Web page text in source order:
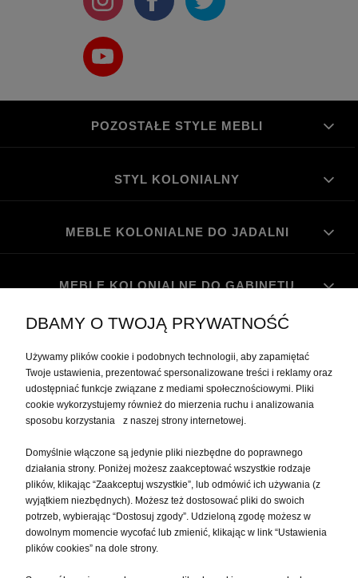
POZOSTAŁE STYLE MEBLI
STYL KOLONIALNY
MEBLE KOLONIALNE DO JADALNI
MEBLE KOLONIALNE DO GABINETU
PŁATNOŚCI I DOSTAWA
O NAS
DBAMY O TWOJĄ PRYWATNOŚĆ
Używamy plików cookie i podobnych technologii, aby zapamiętać
Twoje ustawienia, prezentować spersonalizowane treści i reklamy oraz
udostępniać funkcje związane z mediami społecznościowymi. Pliki
cookie wykorzystujemy również do mierzenia ruchu i analizowania
sposobu korzystania z naszej strony internetowej.
Domyślnie włączone są jedynie pliki niezbędne do poprawnego
działania strony. Poniżej możesz zaakceptować wszystkie rodzaje
plików, klikając “Zaakceptuj wszystkie”, lub odmówić ich używania (z
wyjątkiem niezbędnych). Możesz też dostosować pliki do swoich
potrzeb, wybierając “Dostosuj zgody”. Udzieloną zgodę możesz w
dowolnym momencie wycofać lub zmienić, klikając w link “Ustawienia
plików cookies” na dole strony.